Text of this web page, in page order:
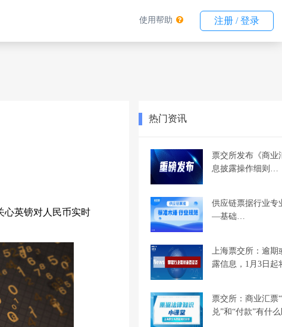
使用帮助 注册 / 登录
心英镑对人民币实时
热门资讯
票交所发布《商业
息披露操作细则…
供应链票据行业专
—基础…
上海票交所：逾期
露信息，1月3日
票交所：商业汇票
兑”和“付款”有什